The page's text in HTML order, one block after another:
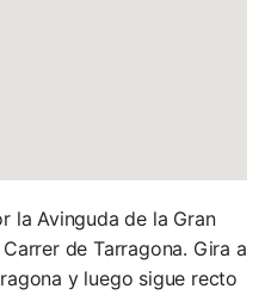
la Avinguda de la Gran
de Tarragona. Gira a
y luego sigue recto